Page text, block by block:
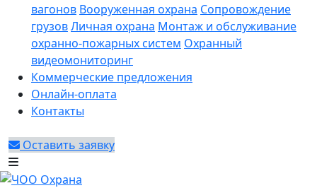
вагонов Вооруженная охрана Сопровождение
грузовЛичная охрана Монтаж и обслуживание
охранно-пожарных систем Охранный
видеомониторинг
Коммерческие предложения
Онлайн-оплата
Контакты
Оставить заявку